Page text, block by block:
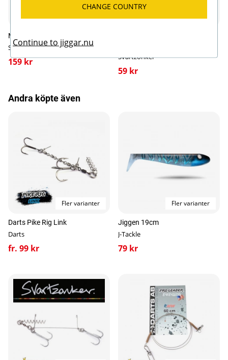
Fler varianter
McRubber 21cm (2-pack)
Svartzonker
159 kr
Fler varianter
Svartzonker
59 kr
Andra köpte även
Fler varianter
Darts Pike Rig Link
Darts
fr. 99 kr
Fler varianter
Jiggen 19cm
J-Tackle
79 kr
CHANGE COUNTRY
Continue to jiggar.nu